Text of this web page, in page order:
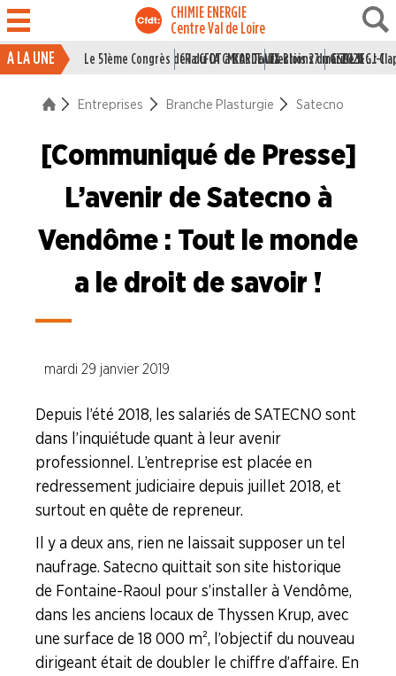
CHIMIE ENERGIE
Centre Val de Loire
ACTUALITÉ
ENTREPRISES
Branche Caoutchouc
Branche I.E.G.
Branche Papier Carton
Branche Pétrole
Alpla Blois
Coveris
Novellini
Satecno
Tupperware
Branche Verre
A LA UNE Le 51ème Congrès de la CFDT à BORDEAUX
CR du CA CMCAS Tours Blois 27 mai 2026
Elections du CSE LSI : J-1
Grille IEG :
Entreprises Branche Plasturgie Satecno
[Communiqué de Presse]
L’avenir de Satecno à
Vendôme : Tout le monde
a le droit de savoir !
mardi 29 janvier 2019
Depuis l’été 2018, les salariés de SATECNO sont
dans l’inquiétude quant à leur avenir
professionnel. L’entreprise est placée en
redressement judiciaire depuis juillet 2018, et
surtout en quête de repreneur.
Il y a deux ans, rien ne laissait supposer un tel
naufrage. Satecno quittait son site historique
de Fontaine-Raoul pour s’installer à Vendôme,
dans les anciens locaux de Thyssen Krup, avec
une surface de 18 000 m², l’objectif du nouveau
dirigeant était de doubler le chiffre d’affaire. En